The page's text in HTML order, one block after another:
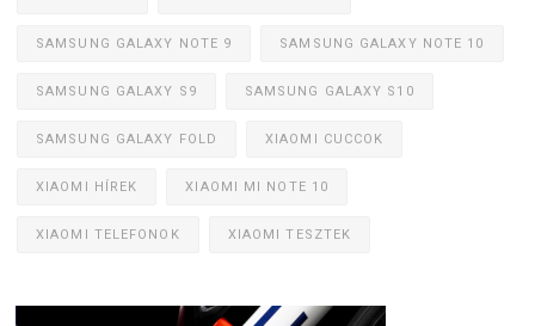
SAMSUNG GALAXY NOTE 9 SAMSUNG GALAXY NOTE 10
SAMSUNG GALAXY S9 SAMSUNG GALAXY S10
SAMSUNG GALAXY FOLD XIAOMI CUCCOK
XIAOMI HÍREK XIAOMI MI NOTE 10
XIAOMI TELEFONOK XIAOMI TESZTEK